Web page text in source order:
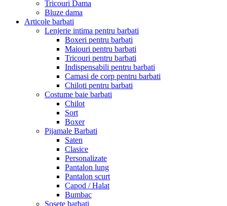
Tricouri Dama
Bluze dama
Articole barbati
Lenjerie intima pentru barbati
Boxeri pentru barbati
Maiouri pentru barbati
Tricouri pentru barbati
Indispensabili pentru barbati
Camasi de corp pentru barbati
Chiloti pentru barbati
Costume baie barbati
Chilot
Sort
Boxer
Pijamale Barbati
Saten
Clasice
Personalizate
Pantalon lung
Pantalon scurt
Capod / Halat
Bumbac
Sosete barbati